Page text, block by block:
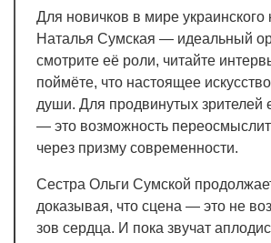
Для новичков в мире украинского
Наталья Сумская — идеальный
смотрите её роли, читайте
поймёте, что настоящее
души. Для продвинутых зрителей
— это возможность
через призму современности.
Сестра Ольги Сумской
доказывая, что сцена — это не
зов сердца. И пока звучат